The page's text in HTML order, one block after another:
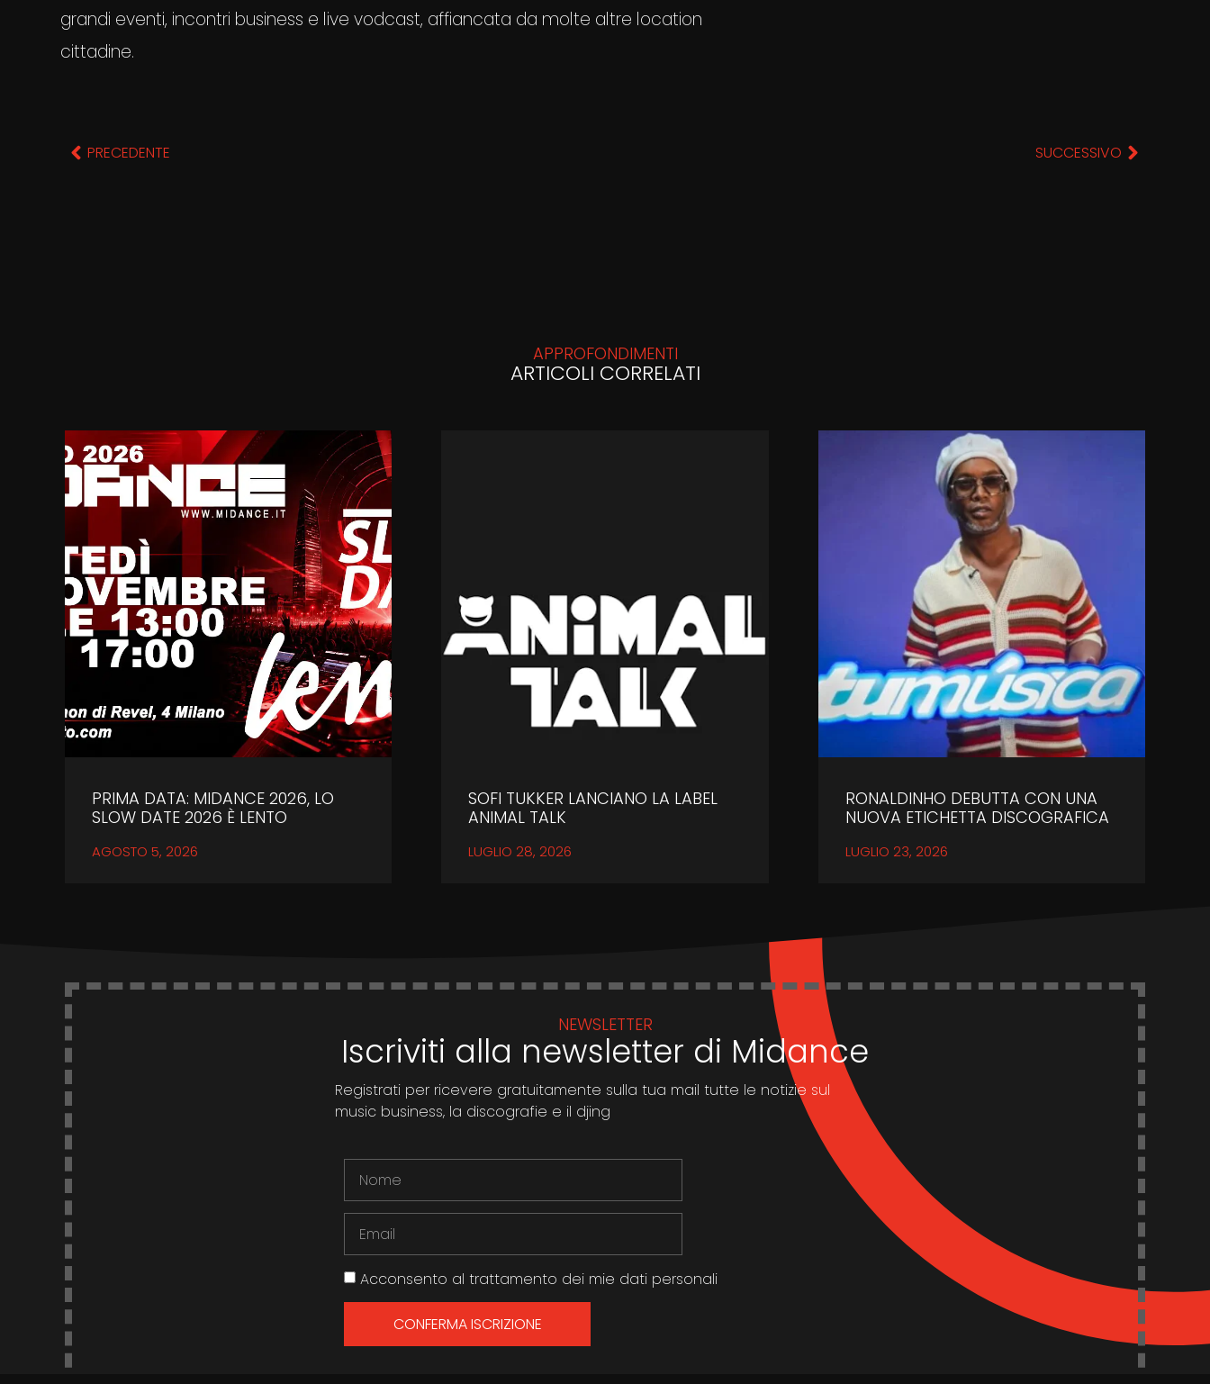
grandi eventi, incontri business e live vodcast, affiancata da molte altre location
cittadine.
PRECEDENTE SUCCESSIVO
APPROFONDIMENTI
ARTICOLI CORRELATI
PRIMA DATA: MIDANCE 2026, LO
SLOW DATE 2026 È LENTO
AGOSTO 5, 2026
SOFI TUKKER LANCIANO LA LABEL
ANIMAL TALK
LUGLIO 28, 2026
RONALDINHO DEBUTTA CON UNA
NUOVA ETICHETTA DISCOGRAFICA
LUGLIO 23, 2026
NEWSLETTER
Iscriviti alla newsletter di Midance
Registrati per ricevere gratuitamente sulla tua mail tutte le notizie sul
music business, la discografie e il djing
Acconsento al trattamento dei mie dati personali
CONFERMA ISCRIZIONE